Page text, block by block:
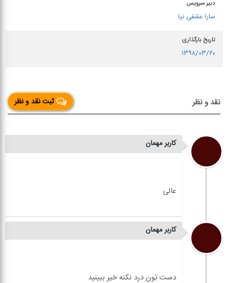
دبیر سرویس
سارا عشقی نیا
تاریخ بارگذاری
۱۳۹۸/۰۳/۲۰
ثبت نقد و نظر نقد و نظر
کاربر مهمان
کاربر مهمان